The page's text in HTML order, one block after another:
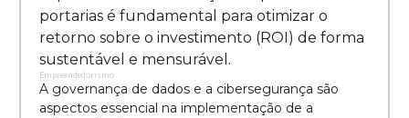
portarias é fundamental para otimizar o
retorno sobre o investimento (ROI) de forma
sustentável e mensurável.
Empreendedorismo
A governança de dados e a cibersegurança são
aspectos essencial na implementação de a